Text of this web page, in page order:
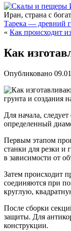
Иран, страна с
Тарека — древний
« Как происходит
Как
Опубликовано
грунта и создания
Для начала,
определенный
Первым этапом
станки для резки и
в зависимости от
Затем происходит
соединяются при
круглую,
После сборки
защиты. Для
конструкции.